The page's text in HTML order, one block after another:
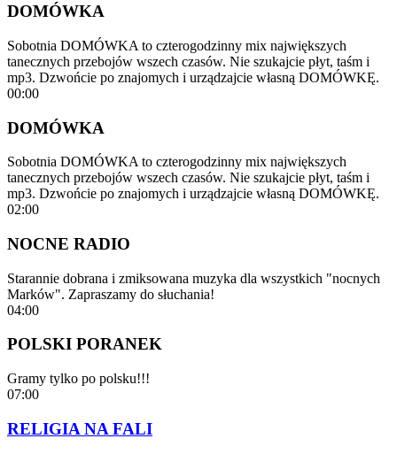
DOMÓWKA
Sobotnia DOMÓWKA to czterogodzinny mix największych
tanecznych przebojów wszech czasów. Nie szukajcie płyt, taśm i
mp3. Dzwońcie po znajomych i urządzajcie własną DOMÓWKĘ.
00:00
DOMÓWKA
Sobotnia DOMÓWKA to czterogodzinny mix największych
tanecznych przebojów wszech czasów. Nie szukajcie płyt, taśm i
mp3. Dzwońcie po znajomych i urządzajcie własną DOMÓWKĘ.
02:00
NOCNE RADIO
Starannie dobrana i zmiksowana muzyka dla wszystkich "nocnych
Marków". Zapraszamy do słuchania!
04:00
POLSKI PORANEK
Gramy tylko po polsku!!!
07:00
RELIGIA NA FALI